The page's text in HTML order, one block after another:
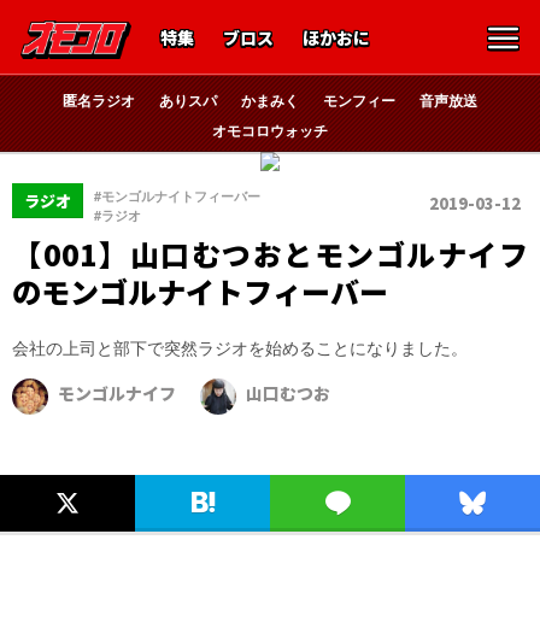
特集 ブロス ほかおに
匿名ラジオ ありスパ かまみく モンフィー
音声放送
オモコロウォッチ
ラジオ #モンゴルナイトフィーバー
#ラジオ
2019-03-12
【001】山口むつおとモンゴルナイフ
のモンゴルナイトフィーバー
会社の上司と部下で突然ラジオを始めることになりました。
モンゴルナイフ
山口むつお